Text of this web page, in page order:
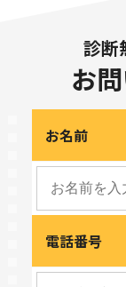
診断
お
お名前
電話番号